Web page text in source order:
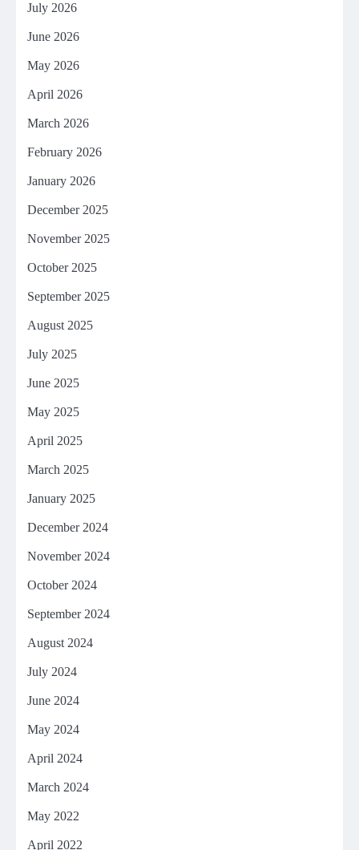
July 2026
June 2026
May 2026
April 2026
March 2026
February 2026
January 2026
December 2025
November 2025
October 2025
September 2025
August 2025
July 2025
June 2025
May 2025
April 2025
March 2025
January 2025
December 2024
November 2024
October 2024
September 2024
August 2024
July 2024
June 2024
May 2024
April 2024
March 2024
May 2022
April 2022